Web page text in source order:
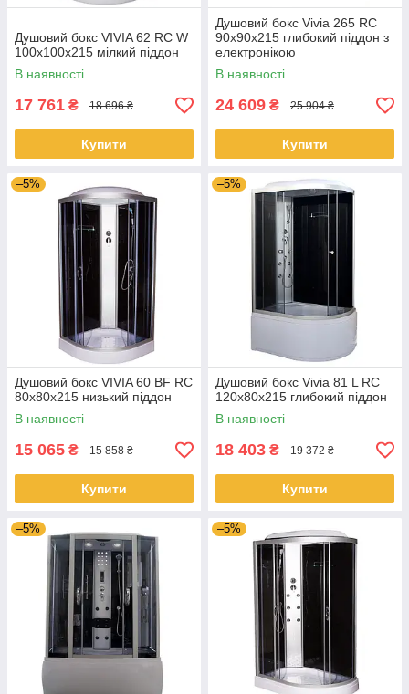
Душовий бокс VIVIA 62 RC W
100x100x215 мілкий піддон
В наявності
17 761 ₴ 18 696 ₴
Купити
Душовий бокс Vivia 265 RC
90х90х215 глибокий піддон з
електронікою
(радіо,світло,витяжка)
В наявності
24 609 ₴ 25 904 ₴
Купити
–5%
Душовий бокс VIVIA 60 BF RC
80х80х215 низький піддон
В наявності
15 065 ₴ 15 858 ₴
Купити
–5%
Душовий бокс Vivia 81 L RC
120x80x215 глибокий піддон
В наявності
18 403 ₴ 19 372 ₴
Купити
–5% –5%